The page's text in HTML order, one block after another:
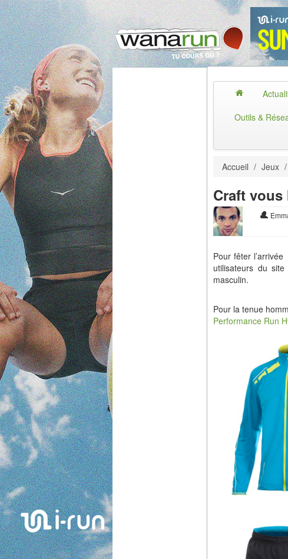
Outils &
Accueil / Jeux /
Craft
Pour fêter
utilisateurs du
masculin.
Pour la tenue
Performance Run